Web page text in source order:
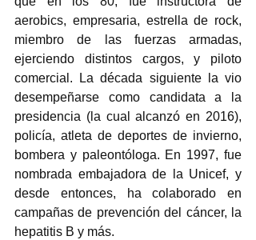
aerobics, empresaria, estrella de rock,
miembro de las fuerzas armadas,
ejerciendo distintos cargos, y piloto
comercial. La década siguiente la vio
desempeñarse como candidata a la
presidencia (la cual alcanzó en 2016),
policía, atleta de deportes de invierno,
bombera y paleontóloga. En 1997, fue
nombrada embajadora de la Unicef, y
desde entonces, ha colaborado en
campañas de prevención del cáncer, la
hepatitis B y más.